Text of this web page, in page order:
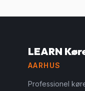
LEARN
AARHUS
Professionel